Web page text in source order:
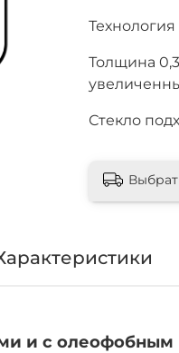
Толщина
Стекло
и с